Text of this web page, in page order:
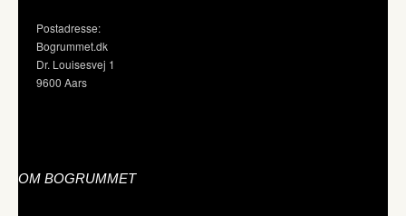
Postadresse:
Bogrummet.dk
Dr. Louisesvej 1
9600 Aars
OM BOGRUMMET